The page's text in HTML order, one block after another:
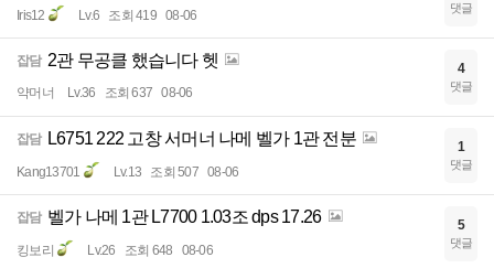
Iris12 Lv.6 조회 419 08-06 댓글
잡담 2관 무공클 했습니다 헷
약머너 Lv.36 조회 637 08-06
4
댓글
잡담 L6751 222 고창 서머너 나메 벨가 1관 전분
Kang13701 Lv.13 조회 507 08-06
1
댓글
잡담 벨가 나메 1관 L7700 1.03조 dps 17.26
킹보리 Lv.26 조회 648 08-06
5
댓글